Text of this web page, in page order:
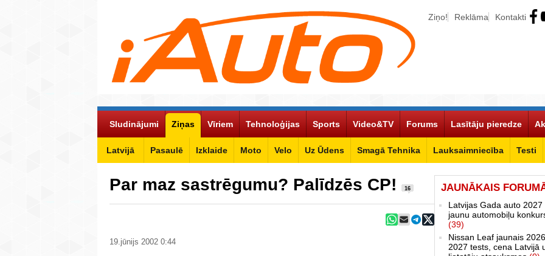
Ziņo! Reklāma Kontakti
Sludinājumi Ziņas
Latvijā Pasaulē Izklaide Moto Velo Uz Ūdens Smagā Tehnika Lauksaimniecība Testi
Vīriem Tehnoloģijas Sports Video&TV Forums Lasītāju pieredze
Par maz sastrēgumu? Palīdzēs CP! 16
19.jūnijs 2002 0:44
JAUNĀKAIS
Latvijas Gada auto 2027
jaunu automobiļu
(39)
Nissan Leaf jaunais
2027 tests, cena Latvijā